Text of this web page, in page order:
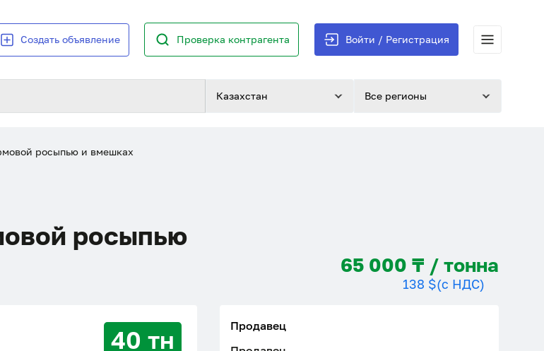
Создать объявление Проверка контрагента Войти / Регистрация
Казахстан Все регионы
росыпью и вмешках
росыпью
65 000 ₸ / тонна
138 $(с НДС)
40 тн
Продавец